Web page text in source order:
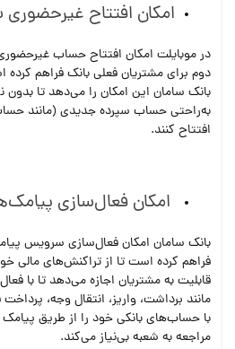
امکان افتتاح غیرحضوری
در موبایلت امکان افتتاح حساب غیرحضوری
دوم برای مشتریان فعلی بانک فراهم کرده
بانک سامان این امکان را می‌دهد تا بدون
به‌راحتی حساب سپرده جدیدی (مانند حساب
افتتاح کنند.
امکان فعال‌سازی
بانک سامان امکان فعال‌سازی سرویس پیامک
فراهم کرده است تا از تراکنش‌های مالی خود
قابلیت به مشتریان اجازه می‌دهد تا با
مانند برداشت، واریز، انتقال وجه، پرداخت
با حساب‌های بانکی خود را از طریق پیامک
مراجعه به شعبه بی‌نیاز می‌کند.